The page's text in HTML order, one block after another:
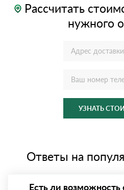
Рассчитать
нужного
УЗНАТЬ
Ответы на
Есть ли возможность